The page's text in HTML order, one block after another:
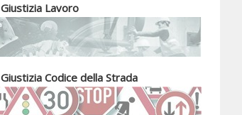
Giustizia Lavoro
Giustizia Codice della Strada